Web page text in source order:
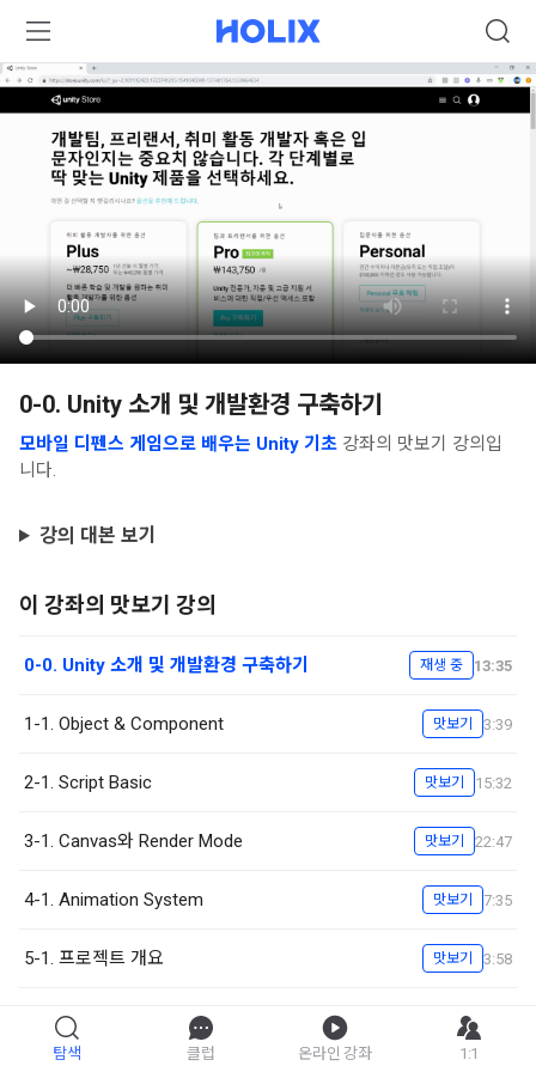
0-0. Unity 소개 및 개발환경 구축하기
모바일 디펜스 게임으로 배우는 Unity 기초 강좌의 맛보기 강의입
니다.
강의 대본 보기
이 강좌의 맛보기 강의
0-0. Unity 소개 및 개발환경 구축하기 재생 중 13:35
1-1. Object & Component 맛보기 3:39
2-1. Script Basic 맛보기 15:32
3-1. Canvas와 Render Mode 맛보기 22:47
4-1. Animation System 맛보기 7:35
5-1. 프로젝트 개요 맛보기 3:58
탐색 클럽 온라인 강좌 1:1